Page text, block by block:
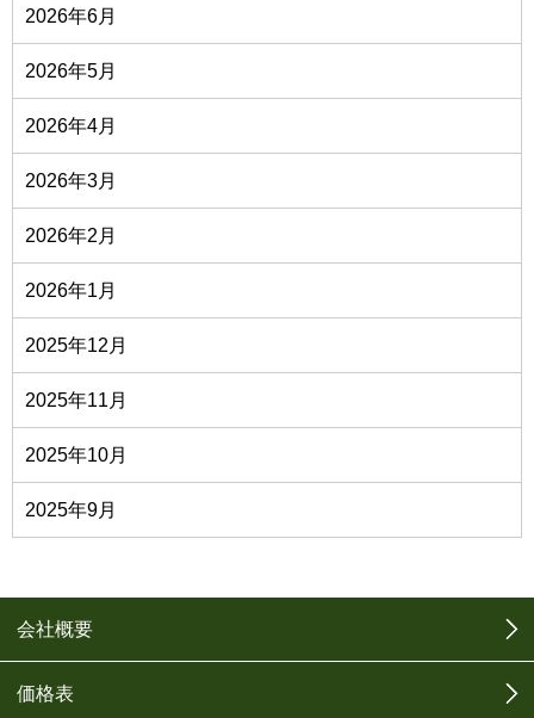
2026年6月
2026年5月
2026年4月
2026年3月
2026年2月
2026年1月
2025年12月
2025年11月
2025年10月
2025年9月
会社概要
価格表